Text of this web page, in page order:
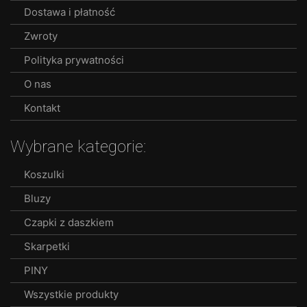
product
Dostawa i płatność
Zwroty
Polityka prywatności
O nas
Kontakt
Wybrane kategorie:
Koszulki
Bluzy
Czapki z daszkiem
Skarpetki
PINY
Wszystkie produkty